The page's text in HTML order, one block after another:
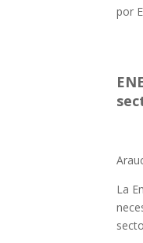
por
La